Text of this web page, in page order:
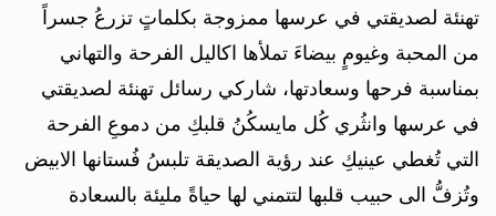
تهنئة لصديقتي في عرسها ممزوجة بكلماتٍ تزرعُ جسراً
من المحبة وغيومٍ بيضاءَ تملأها اكاليل الفرحة والتهاني
بمناسبة فرحها وسعادتها، شاركي رسائل تهنئة لصديقتي
في عرسها وانثُري كُل مايسكُنُ قلبكِ من دموعِ الفرحة
التي تُغطي عينيكِ عند رؤية الصديقة تلبسُ فُستانها الابيض
وتُزفُّ الى حبيب قلبها لتتمني لها حياةً مليئة بالسعادة